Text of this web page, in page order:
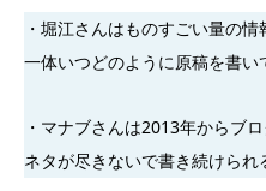
・堀江さんはものすごい量の
一体いつどのように原稿を書い
・マナブさんは2013年からブ
ネタが尽きないで書き続けられ